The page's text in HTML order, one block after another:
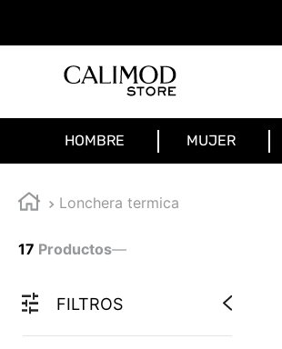
HOMBRE MUJER
Lonchera termica
17 Productos—
FILTROS